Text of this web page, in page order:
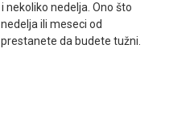
nekoliko nedelja. Ono što
ili meseci od
da budete tužni.